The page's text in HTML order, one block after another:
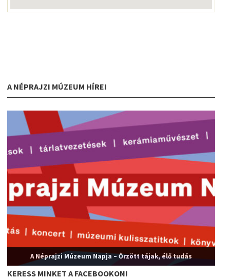
A NÉPRAJZI MÚZEUM HÍREI
A Néprajzi Múzeum Napja – Őrzött tájak, élő tudás
KERESS MINKET A FACEBOOKON!